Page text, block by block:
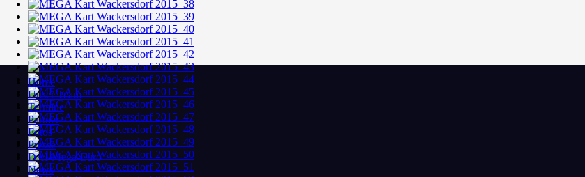
Home
Unser Team
Termine
Partner
Fotos
Presse
DAI-Mega-Euro
News